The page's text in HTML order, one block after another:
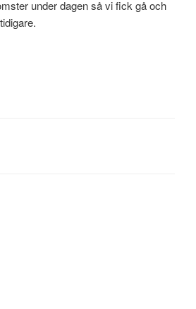
under dagen så vi fick gå och